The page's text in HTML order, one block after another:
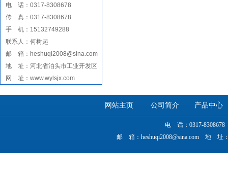
电 话：0317-8308678
传 真：0317-8308678
手 机：15132749288
联系人：何树起
邮 箱：heshuqi2008@sina.com
地 址：河北省泊头市工业开发区
网 址：www.wylsjx.com
网站主页 公司简介 产品中心
电 话：0317-
邮 箱：heshuqi2008@sina.com 地